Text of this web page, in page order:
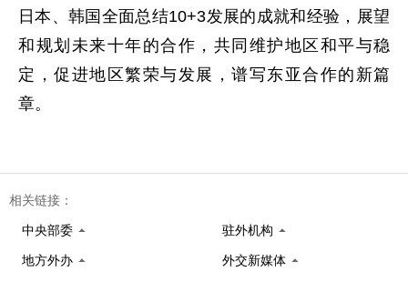
日本、韩国全面总结10+3发展的成就和经验，展望
和规划未来十年的合作，共同维护地区和平与稳
定，促进地区繁荣与发展，谱写东亚合作的新篇
章。
相关链接：
中央部委 驻外机构
地方外办 外交新媒体